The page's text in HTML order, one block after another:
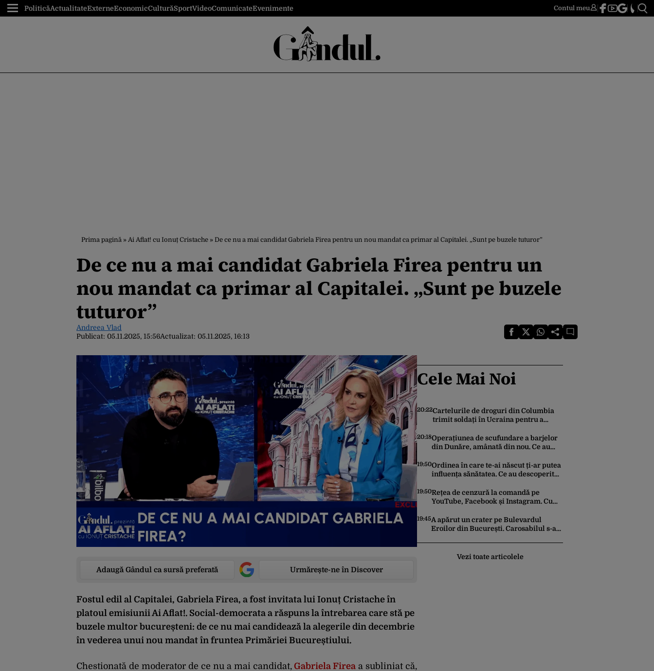
PoliticăActualitateExterneEconomicCulturăSportVideoComunicateEvenimente Contul meu
Prima pagină » Ai Aflat! cu Ionuț Cristache » De ce nu a mai candidat Gabriela Firea pentru un nou mandat ca primar al Capitalei. „Sunt pe buzele tuturor”
De ce nu a mai candidat Gabriela Firea pentru un
nou mandat ca primar al Capitalei. „Sunt pe buzele
tuturor”
Andreea Vlad
Publicat: 05.11.2025, 15:56Actualizat: 05.11.2025, 16:13
Adaugă Gândul ca sursă preferată Urmărește-ne în Discover
Fostul edil al Capitalei, Gabriela Firea, a fost invitata lui Ionuț Cristache în
platoul emisiunii Ai Aflat!. Social-democrata a răspuns la întrebarea care stă pe
buzele multor bucureșteni: de ce nu mai candidează la alegerile din decembrie
în vederea unui nou mandat în fruntea Primăriei Bucureștiului.
Chestionată de moderator de ce nu a mai candidat, Gabriela Firea a subliniat că,
Cele Mai Noi
20:22Cartelurile de droguri din Columbia
trimit soldați în Ucraina pentru a
dronelor
20:18Operațiunea de scufundare a barjelor
din Dunăre, amânată din nou. Ce au
19:50Ordinea în care te-ai născut ți-ar putea
influența sănătatea. Ce au descoperit
19:50Rețea de cenzură la comandă pe
YouTube, Facebook și Instagram. Cum
investigațiilor de presă de pe social
media
19:45A apărut un crater pe Bulevardul
Eroilor din București. Carosabilul s-a
Vezi toate articolele